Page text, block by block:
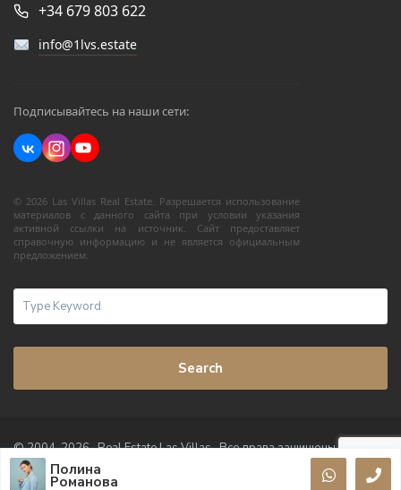
+34 679 803 622
info@1lvs.estate
Подписывайтесь на наши сети:
© 2026 Las Villas Real Estate. Разрешается использование
материалов с данного сайта при условии указания
активной ссылки на источник. Сайт предоставляет
справочную информацию и не является официальным
предложением.
Search
© 2004-2026 · Real Estate Las Villas · Все права защищены
Условия использования
Политика конфиденциальности
Полина
Романова